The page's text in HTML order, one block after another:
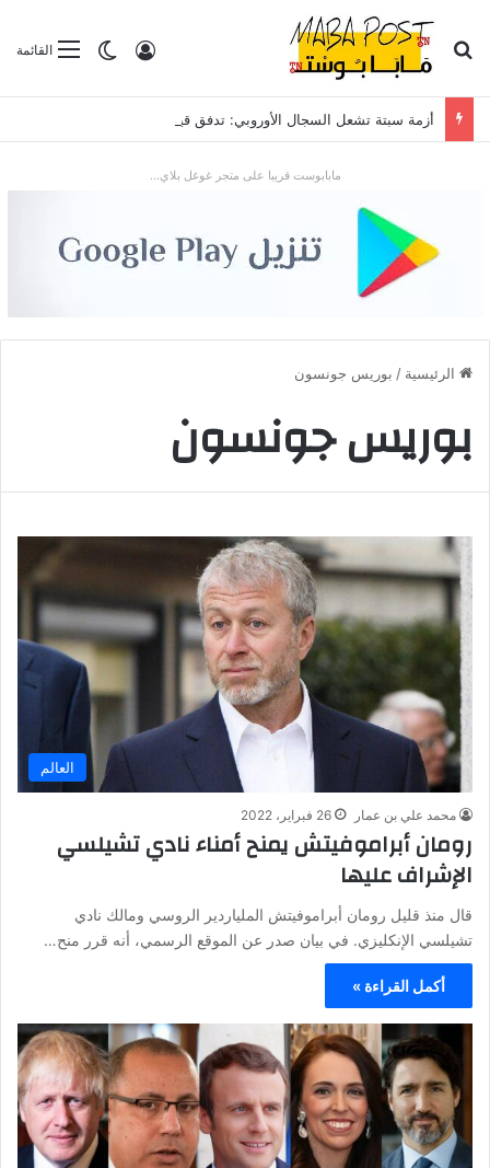
القائمةالوضع
تسجيل الدخول بحث عن
مابابوست قريبا على متجر غوغل بلاي...
الرئيسية / بوريس جونسون
بوريس جونسون
العالم
محمد علي بن عمار 26 فبراير، 2022
رومان أبراموفيتش يمنح أمناء نادي تشيلسي
الإشراف عليها
قال منذ قليل رومان أبراموفيتش الملياردير الروسي ومالك نادي
تشيلسي الإنكليزي. في بيان صدر عن الموقع الرسمي، أنه قرر منح…
أكمل القراءة »